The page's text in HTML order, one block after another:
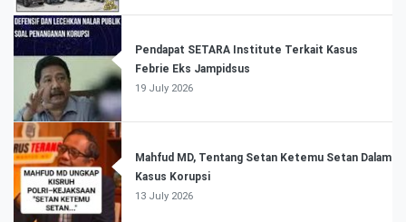
Pendapat SETARA Institute Terkait Kasus
Febrie Eks Jampidsus
19 July 2026
Mahfud MD, Tentang Setan Ketemu Setan Dalam
Kasus Korupsi
13 July 2026